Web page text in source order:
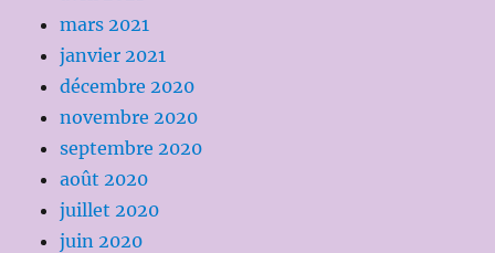
mars 2021
janvier 2021
décembre 2020
novembre 2020
septembre 2020
août 2020
juillet 2020
juin 2020